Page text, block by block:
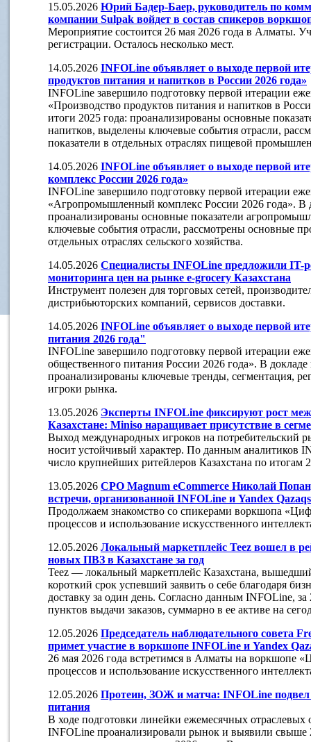
15.05.2026 Юрий Бадер-Баер, руководитель по
компании Sulpak войдет в состав спикеров
Мероприятие состоится 26 мая 2026 года в Алматы.
регистрации. Осталось несколько мест.
14.05.2026 INFOLine объявляет о выходе первой
продуктов питания и напитков в России 2026 года»
INFOLine завершило подготовку первой итерации
«Производство продуктов питания и напитков в
итоги 2025 года: проанализированы основные
напитков, выделены ключевые события отрасли,
показатели в отдельных отраслях пищевой
14.05.2026 INFOLine объявляет о выходе первой
комплекс России 2026 года»
INFOLine завершило подготовку первой итерации
«Агропромышленный комплекс России 2026 года». В
проанализированы основные показатели
ключевые события отрасли, рассмотрены основные
отдельных отраслях сельского хозяйства.
14.05.2026 Специалисты INFOLine предложили IT-
мониторинга цен на рынке e-grocery Казахстана
Инструмент полезен для торговых сетей,
дистрибьюторских компаний, сервисов доставки.
14.05.2026 INFOLine объявляет о выходе первой
питания 2026 года"
INFOLine завершило подготовку первой итерации
общественного питания России 2026 года». В
проанализированы ключевые тренды, сегментация,
игроки рынка.
13.05.2026 Эксперты INFOLine фиксируют рост
Казахстане: Miniso наращивает присутствие в
Выход международных игроков на потребительский
носит устойчивый характер. По данным аналитиков
число крупнейших ритейлеров Казахстана по итогам
13.05.2026 CPO Magnum eCommerce Николай
встречи, организованной INFOLine и Yandex
Продолжаем знакомство со спикерами воркшопа
процессов и использование искусственного
12.05.2026 Локальный маркетплейс Teez вошел в
новых ПВЗ в Казахстане за год
Teez — локальный маркетплейс Казахстана,
короткий срок успевший заявить о себе благодаря
доставку за один день. Согласно данным INFOLine,
пунктов выдачи заказов, суммарно в ее активе на
12.05.2026 Председатель наблюдательного совета
примет участие в воркшопе INFOLine и Yandex
26 мая 2026 года встретимся в Алматы на воркшопе
процессов и использование искусственного
12.05.2026 Протеин, ЗОЖ и матча: INFOLine подвел
питания
В ходе подготовки линейки ежемесячных
INFOLine проанализировали рынок и выявили